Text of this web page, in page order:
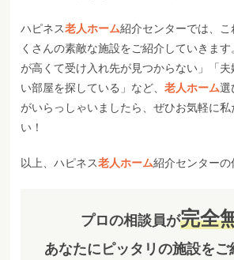
ハピネス老人ホーム紹介センターでは、
くさんの素敵な施設をご紹介していきま
が高くて受け入れ先が見つからない」「
い部屋を探している」など、老人ホーム選
がいらっしゃいましたら、ぜひお気軽に私
い！
以上、ハピネス老人ホーム紹介センターの
プロの相談員が完全
あなたにピッタリの施設を